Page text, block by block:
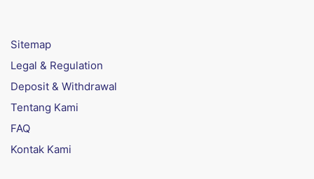
Sitemap
Legal & Regulation
Deposit & Withdrawal
Tentang Kami
FAQ
Kontak Kami